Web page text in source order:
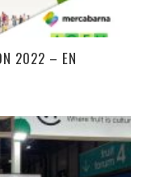
2022 – EN